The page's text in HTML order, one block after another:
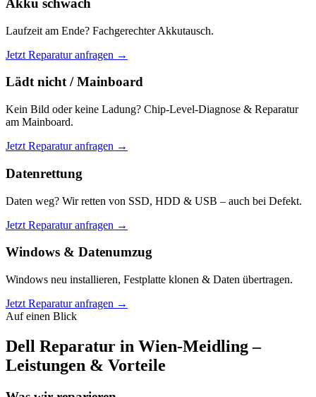
Akku schwach
Laufzeit am Ende? Fachgerechter Akkutausch.
Jetzt Reparatur anfragen →
Lädt nicht / Mainboard
Kein Bild oder keine Ladung? Chip-Level-Diagnose & Reparatur
am Mainboard.
Jetzt Reparatur anfragen →
Datenrettung
Daten weg? Wir retten von SSD, HDD & USB – auch bei Defekt.
Jetzt Reparatur anfragen →
Windows & Datenumzug
Windows neu installieren, Festplatte klonen & Daten übertragen.
Jetzt Reparatur anfragen →
Auf einen Blick
Dell Reparatur in Wien-Meidling –
Leistungen & Vorteile